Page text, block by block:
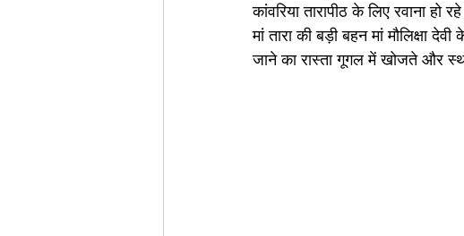
कांवरिया तारापीठ के लिए रवाना
मां तारा की बड़ी बहन मां मौलिक्षा
जाने का रास्ता गूगल में खोजते और